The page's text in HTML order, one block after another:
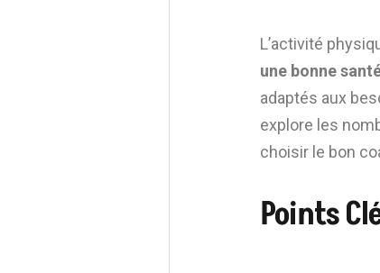
L’activité
une bonne
adaptés aux
explore les
choisir le bon
Points